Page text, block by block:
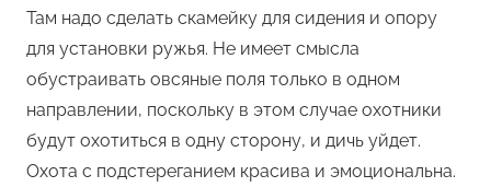
Там надо сделать скамейку для сидения и опору
для установки ружья. Не имеет смысла
обустраивать овсяные поля только в одном
направлении, поскольку в этом случае охотники
будут охотиться в одну сторону, и дичь уйдет.
Охота с подстереганием красива и эмоциональна.